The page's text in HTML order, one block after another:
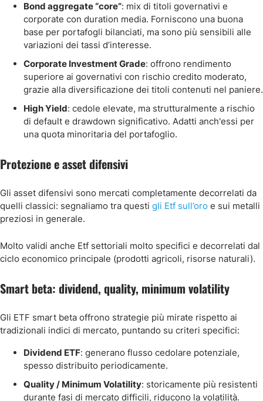
Bond aggregate “core”: mix di titoli governativi e
corporate con duration media. Forniscono una buona
base per portafogli bilanciati, ma sono più sensibili alle
variazioni dei tassi d’interesse.
Corporate Investment Grade: offrono rendimento
superiore ai governativi con rischio credito moderato,
grazie alla diversificazione dei titoli contenuti nel paniere.
High Yield: cedole elevate, ma strutturalmente a rischio
di default e drawdown significativo. Adatti anch'essi per
una quota minoritaria del portafoglio.
Protezione e asset difensivi
Gli asset difensivi sono mercati completamente decorrelati da
quelli classici: segnaliamo tra questi gli Etf sull’oro e sui metalli
preziosi in generale.
Molto validi anche Etf settoriali molto specifici e decorrelati dal
ciclo economico principale (prodotti agricoli, risorse naturali).
Smart beta: dividend, quality, minimum volatility
Gli ETF smart beta offrono strategie più mirate rispetto ai
tradizionali indici di mercato, puntando su criteri specifici:
Dividend ETF: generano flusso cedolare potenziale,
spesso distribuito periodicamente.
Quality / Minimum Volatility: storicamente più resistenti
durante fasi di mercato difficili, riducono la volatilità.